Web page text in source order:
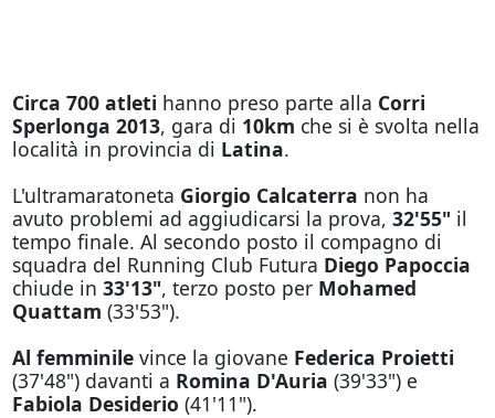
Circa 700 atleti hanno preso parte alla Corri
Sperlonga 2013, gara di 10km che si è svolta nella
località in provincia di Latina.
L'ultramaratoneta Giorgio Calcaterra non ha
avuto problemi ad aggiudicarsi la prova, 32'55" il
tempo finale. Al secondo posto il compagno di
squadra del Running Club Futura Diego Papoccia
chiude in 33'13", terzo posto per Mohamed
Quattam (33'53").
Al femminilevince la giovane Federica Proietti
(37'48") davanti a Romina D'Auria (39'33") e
Fabiola Desiderio (41'11").